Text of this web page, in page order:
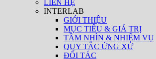
LIÊN HỆ
INTERLAB
GIỚI THIỆU
MỤC TIÊU & GIÁ TRỊ
TẦM NHÌN & NHIỆM VỤ
QUY TẮC ỨNG XỬ
ĐỐI TÁC